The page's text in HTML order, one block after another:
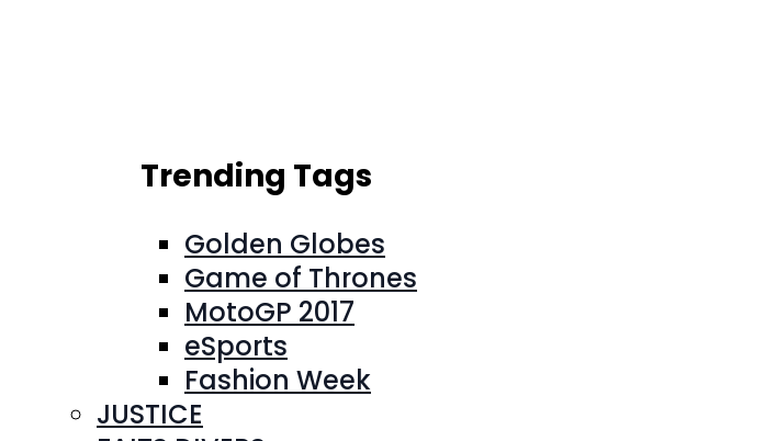
Trending Tags
Golden Globes
Game of Thrones
MotoGP 2017
eSports
Fashion Week
JUSTICE